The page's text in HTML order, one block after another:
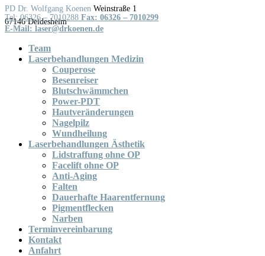
Weinstraße 1
Tel: 06326 – 7010288 Fax: 06326 – 7010299
Team
Laserbehandlungen Medizin
Couperose
Besenreiser
Blutschwämmchen
Power-PDT
Hautveränderungen
Nagelpilz
Wundheilung
Laserbehandlungen Ästhetik
Lidstraffung ohne OP
Facelift ohne OP
Anti-Aging
Falten
Dauerhafte Haarentfernung
Pigmentflecken
Narben
Terminvereinbarung
Kontakt
Anfahrt